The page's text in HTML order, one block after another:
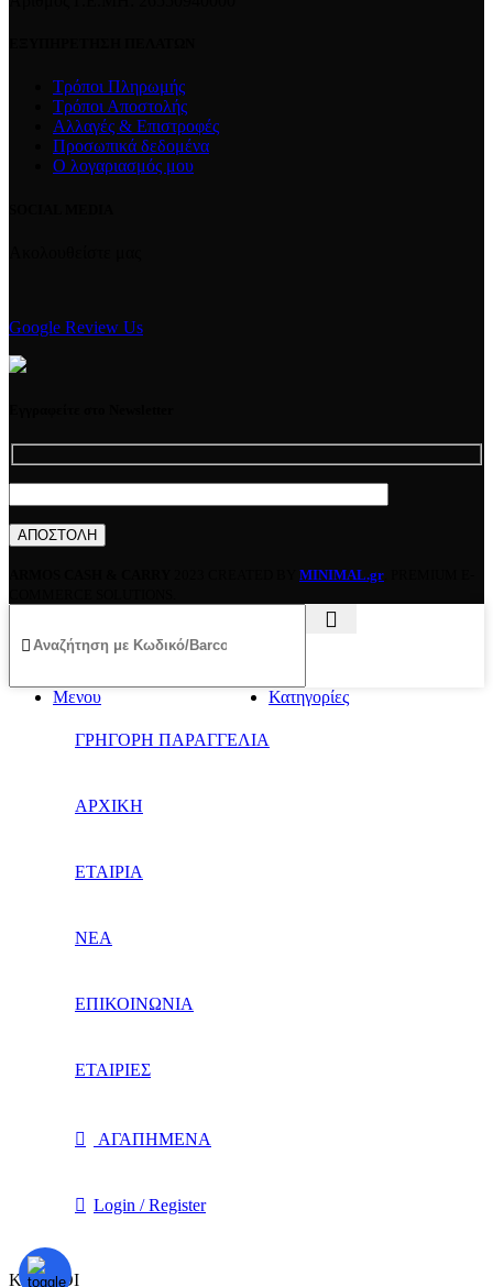
Τρόποι Πληρωμής
Τρόποι Αποστολής
Αλλαγές & Επιστροφές
Προσωπικά δεδομένα
Ο λογαριασμός μου
Google Review Us
MINIMAL.gr
Μενου Κατηγορίες
ΓΡΗΓΟΡΗ ΠΑΡΑΓΓΕΛΙΑ
ΑΡΧΙΚΗ
ΕΤΑΙΡΙΑ
ΝΕΑ
ΕΠΙΚΟΙΝΩΝΙΑ
ΕΤΑΙΡΙΕΣ
ΑΓΑΠΗΜΕΝΑ
Login / Register
ΚΑΛΑΘΙ